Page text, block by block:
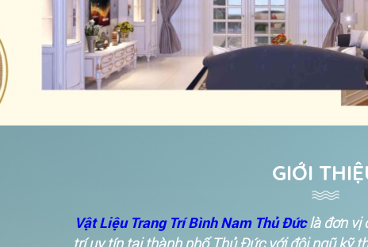
GIỚI
Vật Liệu Trang Trí Bình Nam Thủ Đứclà đơn vị
trí uy tín tại thành phố Thủ Đức với đội ngũ kỹ